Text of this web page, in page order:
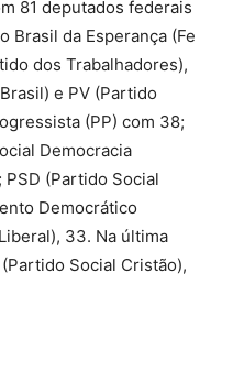
81 deputados federais
Brasil da Esperança (Fe
dos Trabalhadores),
e PV (Partido
(PP) com 38;
Democracia
PSD (Partido Social
Democrático
33. Na última
Social Cristão),